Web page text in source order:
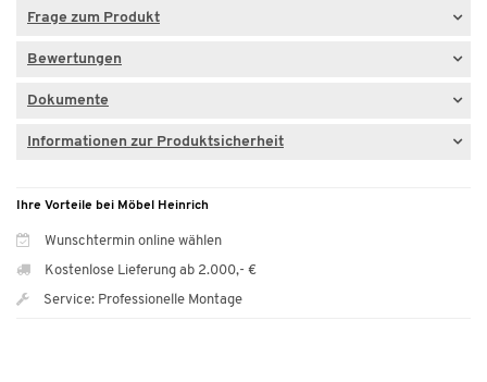
Frage zum Produkt
Bewertungen
Dokumente
Informationen zur Produktsicherheit
Ihre Vorteile bei Möbel Heinrich
Wunschtermin online wählen
Kostenlose Lieferung ab 2.000,- €
Service: Professionelle Montage